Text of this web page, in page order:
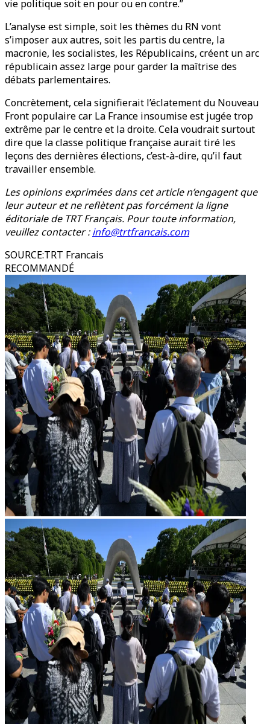
vie politique soit en pour ou en contre.”
L’analyse est simple, soit les thèmes du RN vont
s’imposer aux autres, soit les partis du centre, la
macronie, les socialistes, les Républicains, créent un arc
républicain assez large pour garder la maîtrise des
débats parlementaires.
Concrètement, cela signifierait l’éclatement du Nouveau
Front populaire car La France insoumise est jugée trop
extrême par le centre et la droite. Cela voudrait surtout
dire que la classe politique française aurait tiré les
leçons des dernières élections, c’est-à-dire, qu’il faut
travailler ensemble.
Les opinions exprimées dans cet article n’engagent que
leur auteur et ne reflètent pas forcément la ligne
éditoriale de TRT Français. Pour toute information,
veuillez contacter :info@trtfrancais.com
SOURCE:TRT Francais
RECOMMANDÉ